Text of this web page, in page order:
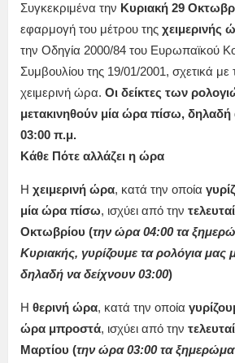
Συγκεκριμένα την Κυριακή 29
εφαρμογή του μέτρου της χειμερινής
την Οδηγία 2000/84 του Ευρωπαϊκού
Συμβουλίου της 19/01/2001, σχετικά με
χειμερινή ώρα. Οι δείκτες των
μετακινηθούν μία ώρα πίσω,
03:00 π.μ.
Κάθε Πότε αλλάζει η ώρα
Η χειμερινή ώρα, κατά την οποία
μία ώρα πίσω, ισχύει από την
Οκτωβρίου (την ώρα 04:00 τα
Κυριακής, γυρίζουμε τα ρολόγια
δηλαδή να δείχνουν 03:00)
Η θερινή ώρα, κατά την οποία
ώρα μπροστά, ισχύει από την
Μαρτίου (την ώρα 03:00 τα